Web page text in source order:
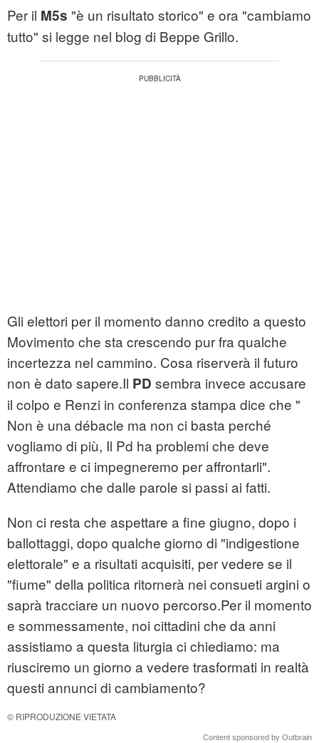
Per il M5s "è un risultato storico" e ora "cambiamo
tutto" si legge nel blog di Beppe Grillo.
Gli elettori per il momento danno credito a questo
Movimento che sta crescendo pur fra qualche
incertezza nel cammino. Cosa riserverà il futuro
non è dato sapere.Il PD sembra invece accusare
il colpo e Renzi in conferenza stampa dice che "
Non è una débacle ma non ci basta perché
vogliamo di più, Il Pd ha problemi che deve
affrontare e ci impegneremo per affrontarli".
Attendiamo che dalle parole si passi ai fatti.
Non ci resta che aspettare a fine giugno, dopo i
ballottaggi, dopo qualche giorno di "indigestione
elettorale" e a risultati acquisiti, per vedere se il
"fiume" della politica ritornerà nei consueti argini o
saprà tracciare un nuovo percorso.Per il momento
e sommessamente, noi cittadini che da anni
assistiamo a questa liturgia ci chiediamo: ma
riusciremo un giorno a vedere trasformati in realtà
questi annunci di cambiamento?
© RIPRODUZIONE VIETATA
Content sponsored by Outbrain